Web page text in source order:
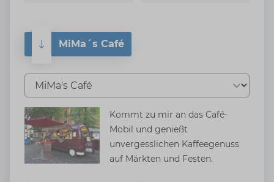
MiMa´s Café
Tab auswählen
Kommt zu mir an das Café-
Mobil und genießt
unvergesslichen Kaffeegenuss
auf Märkten und Festen.